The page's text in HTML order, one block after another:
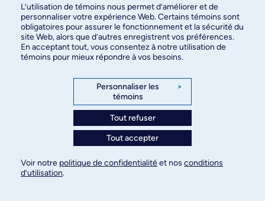
Créativité étudiante: l’UdeM
récompensée aux concours
interuniversitaires de photo et BD
L’utilisation de témoins nous permet d’améliorer et de
personnaliser votre expérience Web. Certains témoins sont
obligatoires pour assurer le fonctionnement et la sécurité du
site Web, alors que d’autres enregistrent vos préférences.
En acceptant tout, vous consentez à notre utilisation de
témoins pour mieux répondre à vos besoins.
Personnaliser les
témoins
>
Tout refuser
Tout accepter
Voir notre politique de confidentialitéet nos conditions
d’utilisation.